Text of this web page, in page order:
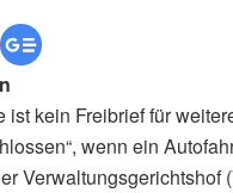
kein Freibrief für
wenn ein
Verwaltungsgerichtshof